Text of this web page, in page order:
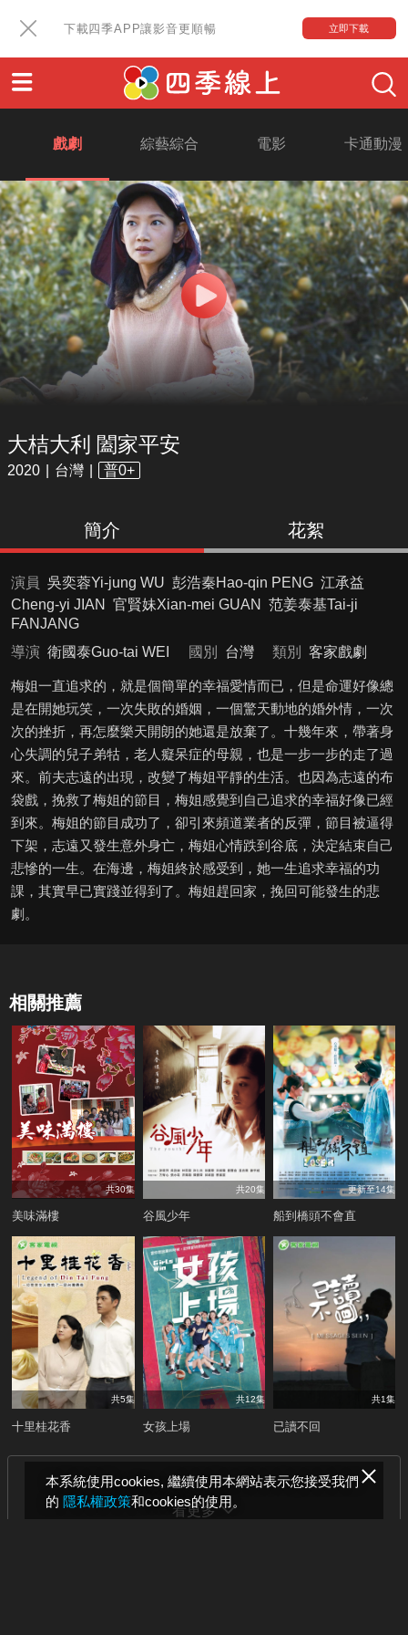
下載四季APP讓影音更順暢 立即下載
本系統使用cookies, 繼續使用本網站表示您接受我們
的 隱私權政策和cookies的使用。
戲劇 綜藝綜合 電影 卡通動漫
大桔大利 闔家平安
2020 台灣 普0+
簡介 花絮
演員 吳奕蓉Yi-jung WU 彭浩秦Hao-qin PENG 江承益
Cheng-yi JIAN
官賢妹Xian-mei GUAN
范姜泰基Tai-ji
FANJANG
導演 衛國泰Guo-tai WEI 國別 台灣 類別 客家戲劇
梅姐一直追求的，就是個簡單的幸福愛情而已，但是命運好像總
是在開她玩笑，一次失敗的婚姻，一個驚天動地的婚外情，一次
次的挫折，再怎麼樂天開朗的她還是放棄了。十幾年來，帶著身
心失調的兒子弟牯，老人癡呆症的母親，也是一步一步的走了過
來。前夫志遠的出現，改變了梅姐平靜的生活。也因為志遠的布
袋戲，挽救了梅姐的節目，梅姐感覺到自己追求的幸福好像已經
到來。梅姐的節目成功了，卻引來頻道業者的反彈，節目被逼得
下架，志遠又發生意外身亡，梅姐心情跌到谷底，決定結束自己
悲慘的一生。在海邊，梅姐終於感受到，她一生追求幸福的功
課，其實早已實踐並得到了。梅姐趕回家，挽回可能發生的悲
劇。
相關推薦
共30集
美味滿樓
共20集
谷風少年
更新至14集
船到橋頭不會直
共5集
十里桂花香
共12集
女孩上場
共1集
已讀不回
看更多